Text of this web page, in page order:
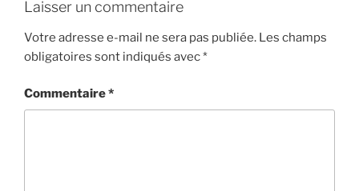
Laisser un commentaire
Votre adresse e-mail ne sera pas publiée. Les champs
obligatoires sont indiqués avec*
Commentaire*